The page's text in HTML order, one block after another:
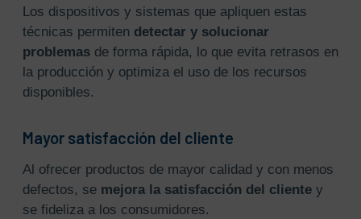
Los dispositivos y sistemas que apliquen estas
técnicas permiten detectar y solucionar
problemasde forma rápida, lo que evita retrasos en
la producción y optimiza el uso de los recursos
disponibles.
Mayor satisfacción del cliente
Al ofrecer productos de mayor calidad y con menos
defectos, se mejora la satisfacción del clientey
se fideliza a los consumidores.